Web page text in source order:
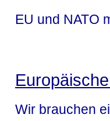
EU und NATO
Wir brauchen